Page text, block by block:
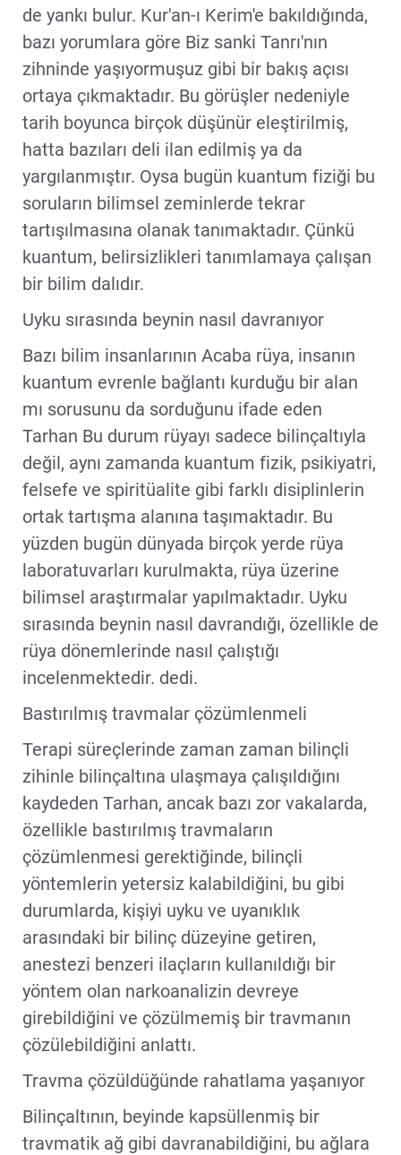
de yankı bulur. Kur'an-ı Kerim'e bakıldığında,
bazı yorumlara göre Biz sanki Tanrı'nın
zihninde yaşıyormuşuz gibi bir bakış açısı
ortaya çıkmaktadır. Bu görüşler nedeniyle
tarih boyunca birçok düşünür eleştirilmiş,
hatta bazıları deli ilan edilmiş ya da
yargılanmıştır. Oysa bugün kuantum fiziği bu
soruların bilimsel zeminlerde tekrar
tartışılmasına olanak tanımaktadır. Çünkü
kuantum, belirsizlikleri tanımlamaya çalışan
bir bilim dalıdır.
Uyku sırasında beynin nasıl davranıyor
Bazı bilim insanlarının Acaba rüya, insanın
kuantum evrenle bağlantı kurduğu bir alan
mı sorusunu da sorduğunu ifade eden
Tarhan Bu durum rüyayı sadece bilinçaltıyla
değil, aynı zamanda kuantum fizik, psikiyatri,
felsefe ve spiritüalite gibi farklı disiplinlerin
ortak tartışma alanına taşımaktadır. Bu
yüzden bugün dünyada birçok yerde rüya
laboratuvarları kurulmakta, rüya üzerine
bilimsel araştırmalar yapılmaktadır. Uyku
sırasında beynin nasıl davrandığı, özellikle de
rüya dönemlerinde nasıl çalıştığı
incelenmektedir. dedi.
Bastırılmış travmalar çözümlenmeli
Terapi süreçlerinde zaman zaman bilinçli
zihinle bilinçaltına ulaşmaya çalışıldığını
kaydeden Tarhan, ancak bazı zor vakalarda,
özellikle bastırılmış travmaların
çözümlenmesi gerektiğinde, bilinçli
yöntemlerin yetersiz kalabildiğini, bu gibi
durumlarda, kişiyi uyku ve uyanıklık
arasındaki bir bilinç düzeyine getiren,
anestezi benzeri ilaçların kullanıldığı bir
yöntem olan narkoanalizin devreye
girebildiğini ve çözülmemiş bir travmanın
çözülebildiğini anlattı.
Travma çözüldüğünde rahatlama yaşanıyor
Bilinçaltının, beyinde kapsüllenmiş bir
travmatik ağ gibi davranabildiğini, bu ağlara